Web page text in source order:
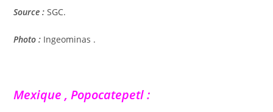
Source : SGC.
Photo : Ingeominas .
Mexique , Popocatepetl :